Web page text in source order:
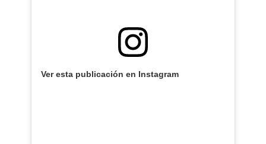
Ver esta publicación en Instagram